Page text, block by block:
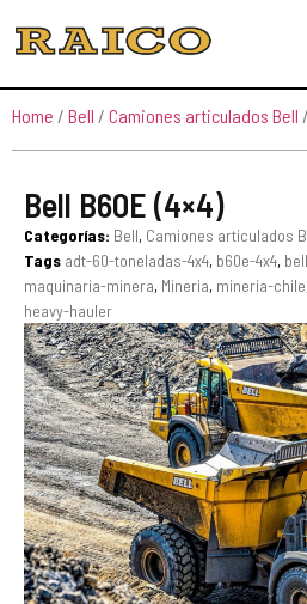
Home / Bell / Camiones articulados Bell
Bell B60E (4×4)
Categorías: Bell, Camiones articulados
Tags adt-60-toneladas-4x4, b60e-4x4, bell
maquinaria-minera, Mineria, mineria-chile
heavy-hauler